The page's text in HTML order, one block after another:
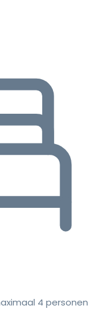
4 personen